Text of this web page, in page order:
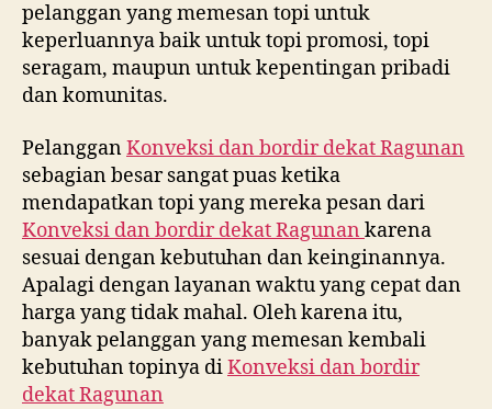
pelanggan yang memesan topi untuk
keperluannya baik untuk topi promosi, topi
seragam, maupun untuk kepentingan pribadi
dan komunitas.
PelangganKonveksi dan bordir dekatRagunan
sebagian besar sangat puas ketika
mendapatkan topi yang mereka pesan dari
Konveksi dan bordir dekatRagunan karena
sesuai dengan kebutuhan dan keinginannya.
Apalagi dengan layanan waktu yang cepat dan
harga yang tidak mahal. Oleh karena itu,
banyak pelanggan yang memesan kembali
kebutuhan topinya diKonveksi dan bordir
dekatRagunan